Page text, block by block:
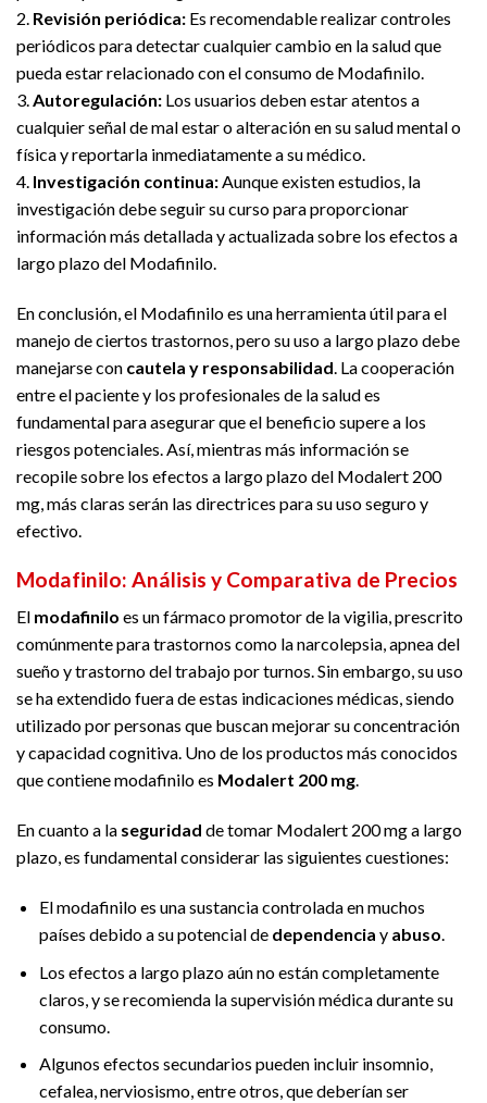
2. Revisión periódica: Es recomendable realizar controles
periódicos para detectar cualquier cambio en la salud que
pueda estar relacionado con el consumo de Modafinilo.
3.Autoregulación: Los usuarios deben estar atentos a
cualquier señal de mal estar o alteración en su salud mental o
física y reportarla inmediatamente a su médico.
4. Investigación continua:Aunque existen estudios, la
investigación debe seguir su curso para proporcionar
información más detallada y actualizada sobre los efectos a
largo plazo del Modafinilo.
En conclusión, el Modafinilo es una herramienta útil para el
manejo de ciertos trastornos, pero su uso a largo plazo debe
manejarse con cautela y responsabilidad. La cooperación
entre el paciente y los profesionales de la salud es
fundamental para asegurar que el beneficio supere a los
riesgos potenciales. Así, mientras más información se
recopile sobre los efectos a largo plazo del Modalert 200
mg, más claras serán las directrices para su uso seguro y
efectivo.
Modafinilo: Análisis y Comparativa de Precios
El modafinilo es un fármaco promotor de la vigilia, prescrito
comúnmente para trastornos como la narcolepsia, apnea del
sueño y trastorno del trabajo por turnos. Sin embargo, su uso
se ha extendido fuera de estas indicaciones médicas, siendo
utilizado por personas que buscan mejorar su concentración
y capacidad cognitiva. Uno de los productos más conocidos
que contiene modafinilo es Modalert 200 mg.
En cuanto a la seguridad de tomar Modalert 200 mg a largo
plazo, es fundamental considerar las siguientes cuestiones:
El modafinilo es una sustancia controlada en muchos
países debido a su potencial de dependencia y abuso.
Los efectos a largo plazo aún no están completamente
claros, y se recomienda la supervisión médica durante su
consumo.
Algunos efectos secundarios pueden incluir insomnio,
cefalea, nerviosismo, entre otros, que deberían ser